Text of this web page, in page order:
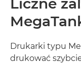
Liczne
Drukarki typu
drukować